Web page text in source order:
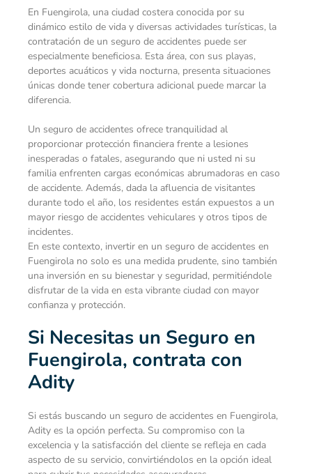
En Fuengirola, una ciudad costera conocida por su
dinámico estilo de vida y diversas actividades turísticas, la
contratación de un seguro de accidentes puede ser
especialmente beneficiosa. Esta área, con sus playas,
deportes acuáticos y vida nocturna, presenta situaciones
únicas donde tener cobertura adicional puede marcar la
diferencia.
Un seguro de accidentes ofrece tranquilidad al
proporcionar protección financiera frente a lesiones
inesperadas o fatales, asegurando que ni usted ni su
familia enfrenten cargas económicas abrumadoras en caso
de accidente. Además, dada la afluencia de visitantes
durante todo el año, los residentes están expuestos a un
mayor riesgo de accidentes vehiculares y otros tipos de
incidentes.
En este contexto, invertir en un seguro de accidentes en
Fuengirola no solo es una medida prudente, sino también
una inversión en su bienestar y seguridad, permitiéndole
disfrutar de la vida en esta vibrante ciudad con mayor
confianza y protección.
Si Necesitas un Seguro en
Fuengirola, contrata con
Adity
Si estás buscando un seguro de accidentes en Fuengirola,
Adity es la opción perfecta. Su compromiso con la
excelencia y la satisfacción del cliente se refleja en cada
aspecto de su servicio, convirtiéndolos en la opción ideal